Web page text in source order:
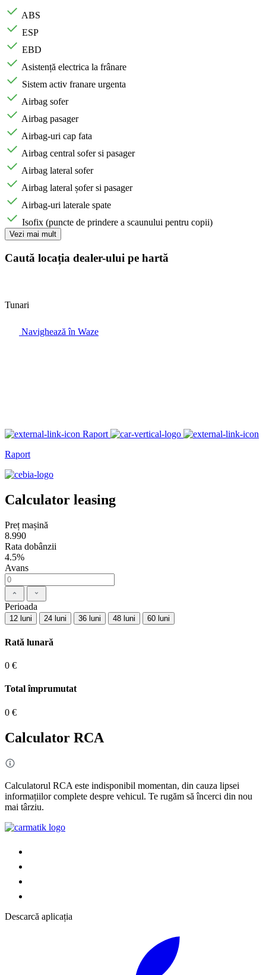
ABS
ESP
EBD
Asistență electrica la frânare
Sistem activ franare urgenta
Airbag sofer
Airbag pasager
Airbag-uri cap fata
Airbag central sofer si pasager
Airbag lateral sofer
Airbag lateral șofer si pasager
Airbag-uri laterale spate
Isofix (puncte de prindere a scaunului pentru copii)
Vezi mai mult
Caută locația dealer-ului pe hartă
Tunari
Navighează în Waze
Raport
Raport
Calculator leasing
Preț mașină
8.990
Rata dobânzii
4.5%
Avans
Perioada
12 luni 24 luni 36 luni 48 luni 60 luni
Rată lunară
0 €
Total împrumutat
0 €
Calculator RCA
Calculatorul RCA este indisponibil momentan, din cauza lipsei
informațiilor complete despre vehicul. Te rugăm să încerci din nou
mai târziu.
Descarcă aplicația